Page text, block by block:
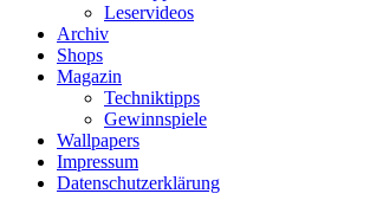
Leservideos
Archiv
Shops
Magazin
Techniktipps
Gewinnspiele
Wallpapers
Impressum
Datenschutzerklärung